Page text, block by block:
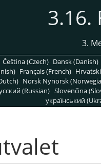
3.16.
3.
Čeština (Czech) Dansk (Danish)
Français (French)
Norsk Nynorsk
(Russian) Slovenčina
український